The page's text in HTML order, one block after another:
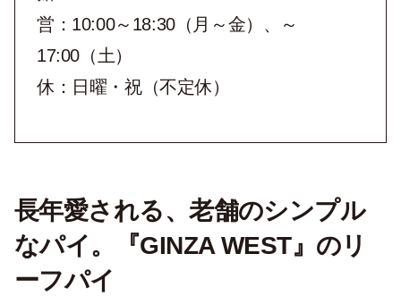
営：10:00～18:30（月～金）、～
17:00（土）
休：日曜・祝（不定休）
長年愛される、老舗のシンプル
なパイ。『GINZA WEST』のリ
ーフパイ